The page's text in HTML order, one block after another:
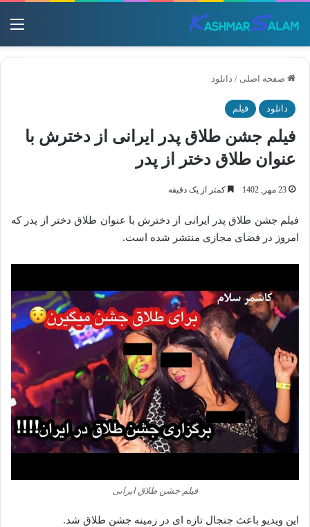
صفحه اصلی / دانلود
دانلود فیلم
فیلم جشن طلاق پدر ایرانی از دخترش با
عنوان طلاق دختر از پدر
23 مهر, 1402 کمتر از یک دقیقه
فیلم جشن طلاق پدر ایرانی از دخترش با عنوان طلاق دختر از پدر که
امروز در فضای مجازی منتشر شده است.
فیلم جشن طلاق ایرانی
این ویدیو باعث جنجال تازه ای در زمینه جشن طلاق شد.